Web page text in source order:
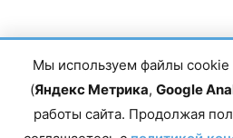
Главный редактор сетевого издания
Мы используем файлы cookie
(Яндекс Метрика, Google
работы сайта. Продолжая